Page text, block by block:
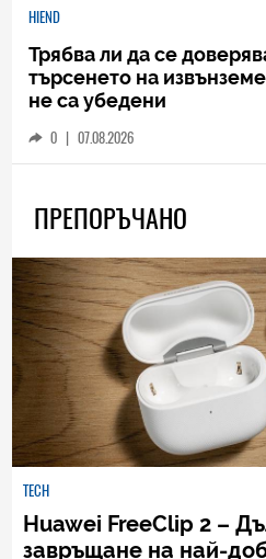
HIEND
Трябва ли да се
търсенето на
не са убедени
0 | 07.08.2026
ПРЕПОРЪЧАНО
TECH
Huawei FreeClip 2 –
завръщане на най-